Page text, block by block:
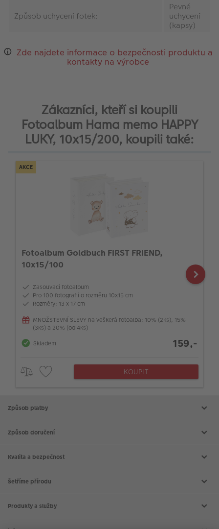
Způsob uchycení fotek:
Pevné
uchycení
(kapsy)
Zde najdete informace o bezpečnosti produktu a
kontakty na výrobce
Zákazníci, kteří si koupili
Fotoalbum Hama memo HAPPY
LUKY, 10x15/200, koupili také:
AKCE
Fotoalbum Goldbuch FIRST FRIEND,
10x15/100
Zasouvací fotoalbum
Pro 100 fotografií o rozměru 10x15 cm
Rozměry: 13 x 17 cm
MNOŽSTEVNÍ SLEVY na veškerá fotoalba: 10% (2ks), 15%
(3ks) a 20% (od 4ks)
Skladem
159,-
KOUPIT
Způsob platby
Způsob doručení
Kvalita a bezpečnost
Šetříme přírodu
Produkty a služby